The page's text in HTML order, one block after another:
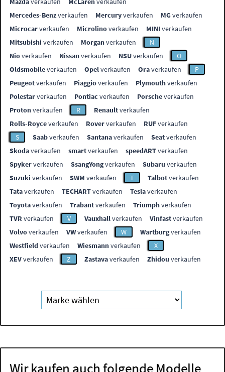
Mercedes-Benzverkaufen Mercuryverkaufen MGverkaufen
Microcarverkaufen Microlinoverkaufen MINIverkaufen
Mitsubishi verkaufen Morganverkaufen
N
Nioverkaufen Nissanverkaufen NSUverkaufen
O
Oldsmobileverkaufen Opelverkaufen Oraverkaufen
P
Peugeotverkaufen Piaggioverkaufen Plymouthverkaufen
Polestarverkaufen Pontiac verkaufen Porscheverkaufen
Protonverkaufen R Renaultverkaufen
Rolls-Royceverkaufen Roververkaufen RUFverkaufen
S
Saabverkaufen Santanaverkaufen Seatverkaufen
Skodaverkaufen smartverkaufen speedARTverkaufen
Spykerverkaufen SsangYongverkaufen Subaru verkaufen
Suzuki verkaufen SWM verkaufen T Talbotverkaufen
Tataverkaufen TECHARTverkaufen Teslaverkaufen
Toyotaverkaufen Trabantverkaufen Triumphverkaufen
TVR verkaufen V Vauxhallverkaufen Vinfastverkaufen
Volvoverkaufen VWverkaufen W Wartburgverkaufen
Westfieldverkaufen Wiesmannverkaufen
X
XEVverkaufen Z Zastavaverkaufen Zhidou verkaufen
Wir kaufen auch folgende Modelle